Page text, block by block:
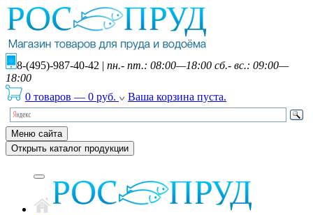
8-(495)-987-40-42 | пн.- пт.: 08:00—18:00 сб.- вс.: 09:00—
18:00
0 товаров — 0 руб. Ваша корзина пуста.
Меню сайта
Открыть каталог продукции